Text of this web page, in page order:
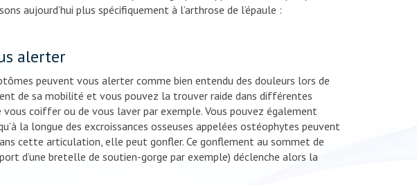
aujourd’hui plus spécifiquement à l’arthrose de l’épaule :
alerter
peuvent vous alerter comme bien entendu des douleurs lors de
de sa mobilité et vous pouvez la trouver raide dans différentes
coiffer ou de vous laver par exemple. Vous pouvez également
la longue des excroissances osseuses appelées ostéophytes peuvent
cette articulation, elle peut gonfler. Ce gonflement au sommet de
d’une bretelle de soutien-gorge par exemple) déclenche alors la